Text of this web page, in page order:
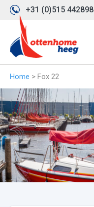
+31 (0)515 442898
Home > Fox 22